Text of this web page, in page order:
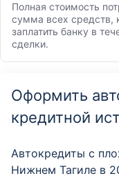
Полная стоимость
сумма всех средств,
заплатить банку в
сделки.
Оформить
кредитной
Автокредиты с
Нижнем Тагиле в